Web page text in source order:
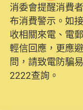
消委會提醒消費
布消費警示。如
收相關來電、電
輕信回應，更應
問，請致電防騙
2222查詢。